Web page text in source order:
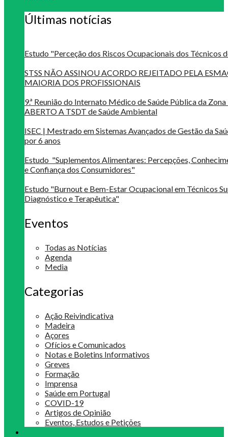
Últimas notícias
Estudo "Perceção dos Riscos Ocupacionais dos Técnicos
STSS NÃO ASSINOU ACORDO REJEITADO PELA
MAIORIA DOS PROFISSIONAIS
9.ª Reunião do Internato Médico de Saúde Pública da
ABERTO A TSDT de Saúde Ambiental
ISEC | Mestrado em Sistemas Avançados de Gestão da
por 6 anos
Estudo "Suplementos Alimentares: Percepções,
e Confiança dos Consumidores"
Estudo "Burnout e Bem-Estar Ocupacional em Técnicos
Diagnóstico e Terapêutica"
Eventos
Todas as Notícias
Agenda
Media
Categorias
Ação Reivindicativa
Madeira
Açores
Ofícios e Comunicados
Notas e Boletins Informativos
Greves
Formação
Imprensa
Saúde em Portugal
COVID-19
Artigos de Opinião
Eventos, Estudos e Petições